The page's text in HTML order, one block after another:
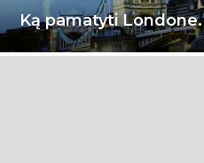
Ką pamatyti Londone.